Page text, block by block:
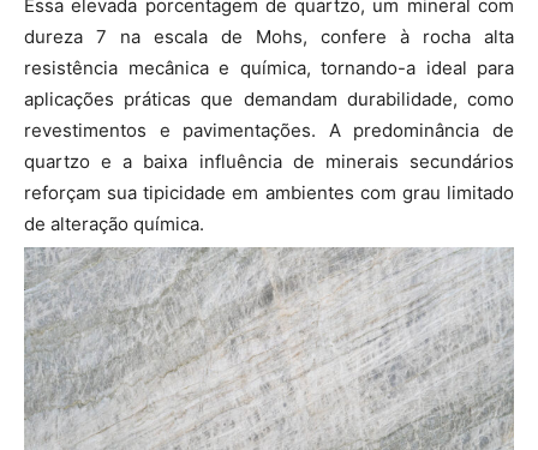
Essa elevada porcentagem de quartzo, um mineral com
dureza 7 na escala de Mohs, confere à rocha alta
resistência mecânica e química, tornando-a ideal para
aplicações práticas que demandam durabilidade, como
revestimentos e pavimentações. A predominância de
quartzo e a baixa influência de minerais secundários
reforçam sua tipicidade em ambientes com grau limitado
de alteração química.